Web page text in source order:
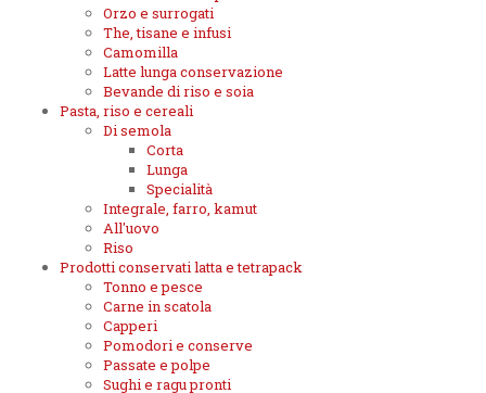
Orzo e surrogati
The, tisane e infusi
Camomilla
Latte lunga conservazione
Bevande di riso e soia
Pasta, riso e cereali
Di semola
Corta
Lunga
Specialità
Integrale, farro, kamut
All'uovo
Riso
Prodotti conservati latta e tetrapack
Tonno e pesce
Carne in scatola
Capperi
Pomodori e conserve
Passate e polpe
Sughi e ragu pronti